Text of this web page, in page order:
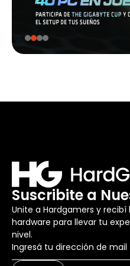
Suscribite a
Unite a Hardgamers y
hardware para llevar tu
nivel.